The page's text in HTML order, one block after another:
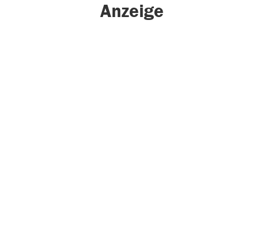
Anzeige